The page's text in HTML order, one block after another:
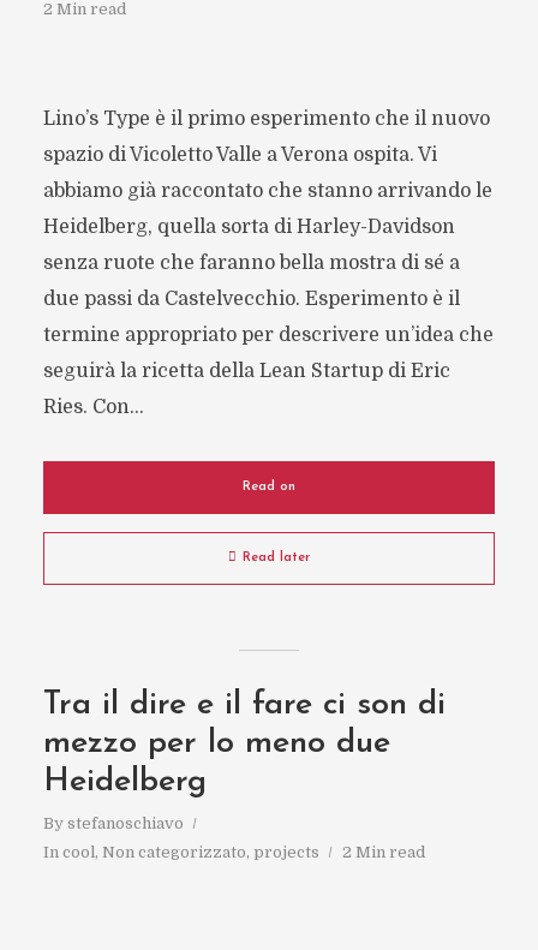
2 Min read
Lino’s Type è il primo esperimento che il nuovo
spazio di Vicoletto Valle a Verona ospita. Vi
abbiamo già raccontato che stanno arrivando le
Heidelberg, quella sorta di Harley-Davidson
senza ruote che faranno bella mostra di sé a
due passi da Castelvecchio. Esperimento è il
termine appropriato per descrivere un’idea che
seguirà la ricetta della Lean Startup di Eric
Ries. Con...
Read on
Read later
Tra il dire e il fare ci son di
mezzo per lo meno due
Heidelberg
By stefanoschiavo
In cool, Non categorizzato, projects 2 Min read